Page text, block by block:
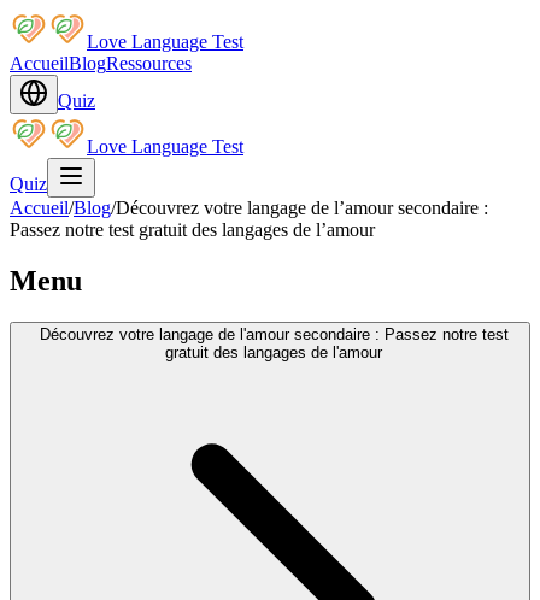
Love Language Test
AccueilBlogRessources
Quiz
Love Language Test
Quiz
Accueil/Blog/Découvrez votre langage de l’amour secondaire :
Passez notre test gratuit des langages de l’amour
Menu
Découvrez votre langage de l'amour secondaire : Passez notre test
gratuit des langages de l'amour